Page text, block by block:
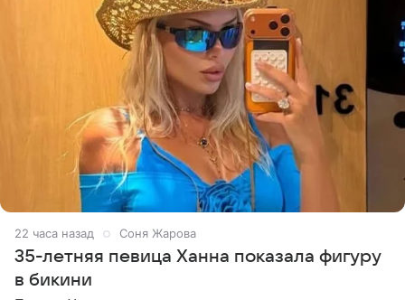
22 часа назад Соня Жарова
35-летняя певица Ханна показала фигуру
в бикини